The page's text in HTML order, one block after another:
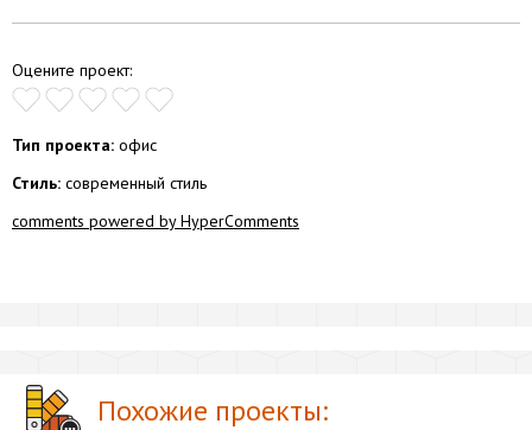
Оцените проект:
Тип проекта: офис
Стиль: современный стиль
comments powered by HyperComments
Похожие проекты: